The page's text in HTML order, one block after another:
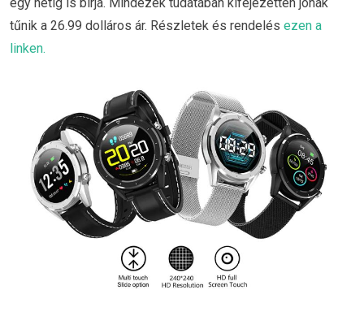
tűnik a 26.99 dolláros ár. Részletek és rendelés ezen a
linken.